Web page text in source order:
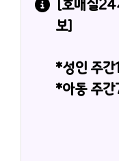
[호매실24
보]
*성인 주
*아동 주